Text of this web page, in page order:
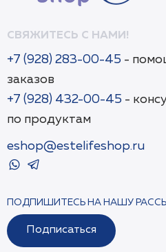
СВЯЖИТЕСЬ С НАМИ!
+7 (928) 283-00-45 -
заказов
+7 (928) 432-00-45 -
по продуктам
eshop@estelifeshop.ru
ПОДПИШИТЕСЬ НА НАШУ
Подписаться